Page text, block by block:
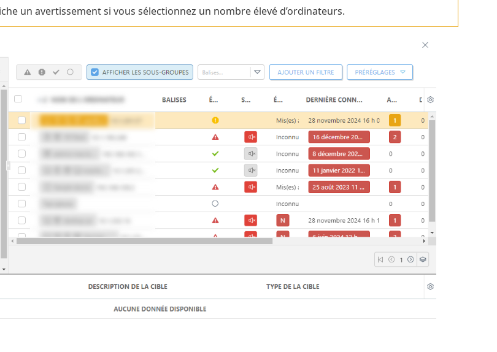
un avertissement si vous sélectionnez un nombre élevé d’ordinateurs.